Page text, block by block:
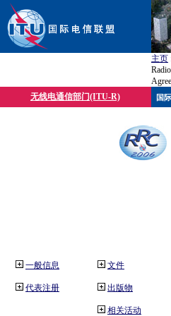
主页
无线电通信部门(ITU-R)
一般信息
代表注册
文件
出版物
相关活动
国